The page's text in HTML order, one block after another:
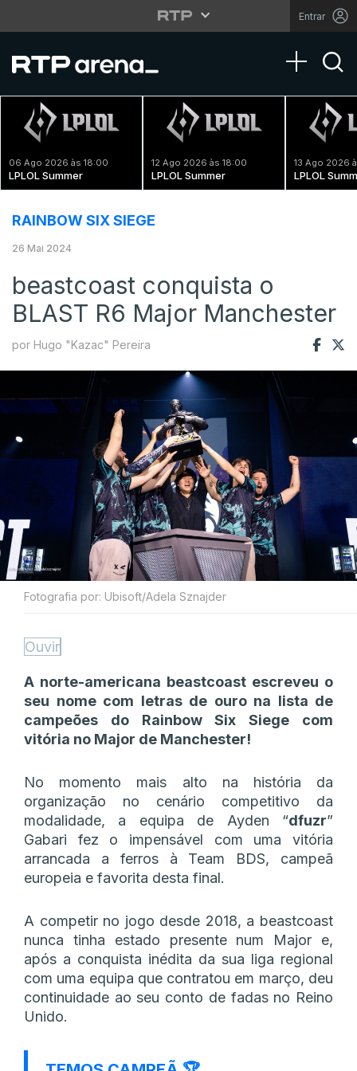
Entrar
Toggle
06 Ago 2026 às 18:00
LPLOL Summer
12 Ago 2026 às 18:00
LPLOL Summer
13 Ago 2026
LPLOL
RAINBOW SIX SIEGE
26 Mai 2024
beastcoast conquista o
BLAST R6 Major Manchester
por Hugo "Kazac" Pereira
Fotografia por: Ubisoft/Adela Sznajder
Ouvir
A norte-americana beastcoast escreveu o
seu nome com letras de ouro na lista de
campeões do Rainbow Six Siege com
vitória no Major de Manchester!
No momento mais alto na história da
organização no cenário competitivo da
modalidade, a equipa de Ayden “dfuzr”
Gabari fez o impensável com uma vitória
arrancada a ferros à Team BDS, campeã
europeia e favorita desta final.
A competir no jogo desde 2018, a beastcoast
nunca tinha estado presente num Major e,
após a conquista inédita da sua liga regional
com uma equipa que contratou em março, deu
continuidade ao seu conto de fadas no Reino
Unido.